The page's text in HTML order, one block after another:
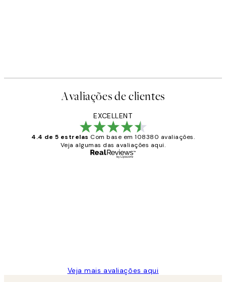
Avaliações de clientes
EXCELLENT
4.4 de 5 estrelas Com base em 108380 avaliações.
Veja algumas das avaliações aqui.
Veja mais avaliações aqui